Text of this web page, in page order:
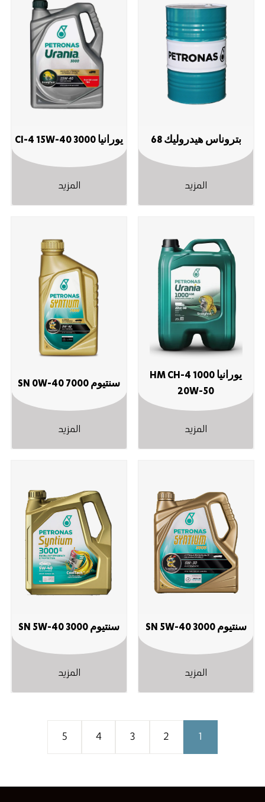
بتروناس هيدروليك ‎68
المزيد
يورانيا 3000 CI-4 ‎15W-40
المزيد
يورانيا 1000 HM CH-4
‎20W-50
المزيد
سنتيوم 7000 SN ‎0W-40
المزيد
سنتيوم 3000 SN ‎5W-40
المزيد
سنتيوم 3000 SN ‎5W-40
المزيد
1
2
3
4
5